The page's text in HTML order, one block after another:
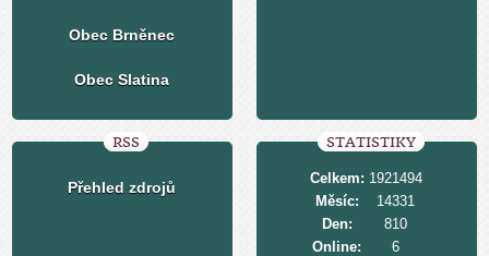
Obec Brněnec
Obec Slatina
RSS
Přehled zdrojů
STATISTIKY
Online: 6
Celkem: 1921494
Měsíc:
14331
Den:
810